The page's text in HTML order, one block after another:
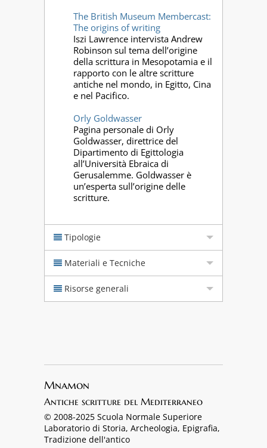
The British Museum Membercast:
The origins of writing
Iszi Lawrence intervista Andrew
Robinson sul tema dell’origine
della scrittura in Mesopotamia e il
rapporto con le altre scritture
antiche nel mondo, in Egitto, Cina
e nel Pacifico.
Orly Goldwasser
Pagina personale di Orly
Goldwasser, direttrice del
Dipartimento di Egittologia
all’Università Ebraica di
Gerusalemme. Goldwasser è
un’esperta sull’origine delle
scritture.
Tipologie
Materiali e Tecniche
Risorse generali
Mnamon
Antiche scritture del Mediterraneo
© 2008-2025 Scuola Normale Superiore
Laboratorio di Storia, Archeologia, Epigrafia,
Tradizione dell'antico